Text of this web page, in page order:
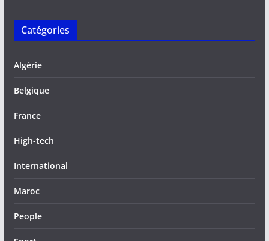
Catégories
Algérie
Belgique
France
High-tech
International
Maroc
People